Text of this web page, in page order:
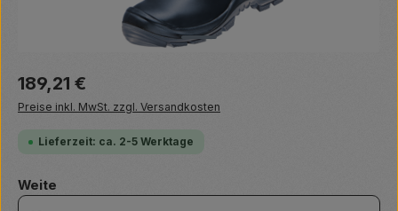
Regulärer Preis:
189,21 €
Preise inkl. MwSt. zzgl. Versandkosten
Lieferzeit: ca. 2-5 Werktage
Weite